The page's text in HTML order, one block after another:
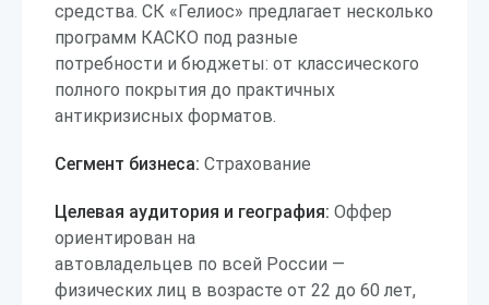
средства. СК «Гелиос» предлагает несколько
программ КАСКО под разные
потребности и бюджеты: от классического
полного покрытия до практичных
антикризисных форматов.
Сегмент бизнеса: Страхование
Целевая аудитория и география: Оффер
ориентирован на
автовладельцев по всей России —
физических лиц в возрасте от 22 до 60 лет,